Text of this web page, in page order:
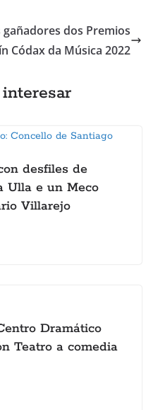
dos Premios
Códax da Música 2022
desfiles de
Ulla e un Meco
Villarejo
Dramático
Teatro a comedia